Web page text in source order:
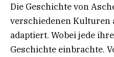
Die Geschichte von
verschiedenen Kulturen
adaptiert. Wobei jede
Geschichte einbrachte.